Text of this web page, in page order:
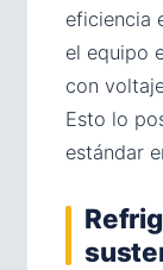
eficiencia
el equipo
con
Esto lo
estándar